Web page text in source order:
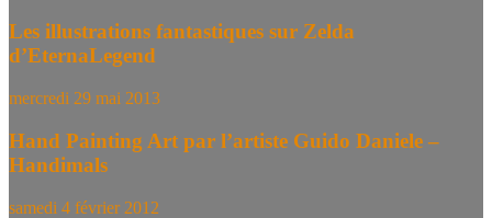
Les illustrations fantastiques sur Zelda
d’EternaLegend
mercredi 29 mai 2013
Hand Painting Art par l’artiste Guido Daniele –
Handimals
samedi 4 février 2012